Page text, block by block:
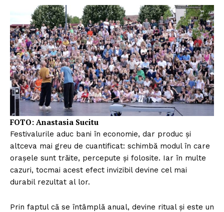
FOTO: Anastasia Sucitu
Festivalurile aduc bani în economie, dar produc și
altceva mai greu de cuantificat: schimbă modul în care
orașele sunt trăite, percepute și folosite. Iar în multe
cazuri, tocmai acest efect invizibil devine cel mai
durabil rezultat al lor.
Prin faptul că se întâmplă anual, devine ritual și este un